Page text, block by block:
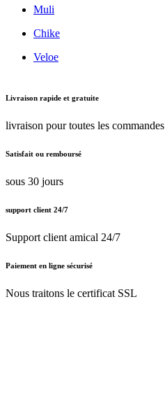
Muli
Chike
Veloe
Livraison rapide et gratuite
livraison pour toutes les commandes
Satisfait ou remboursé
sous 30 jours
support client 24/7
Support client amical 24/7
Paiement en ligne sécurisé
Nous traitons le certificat SSL